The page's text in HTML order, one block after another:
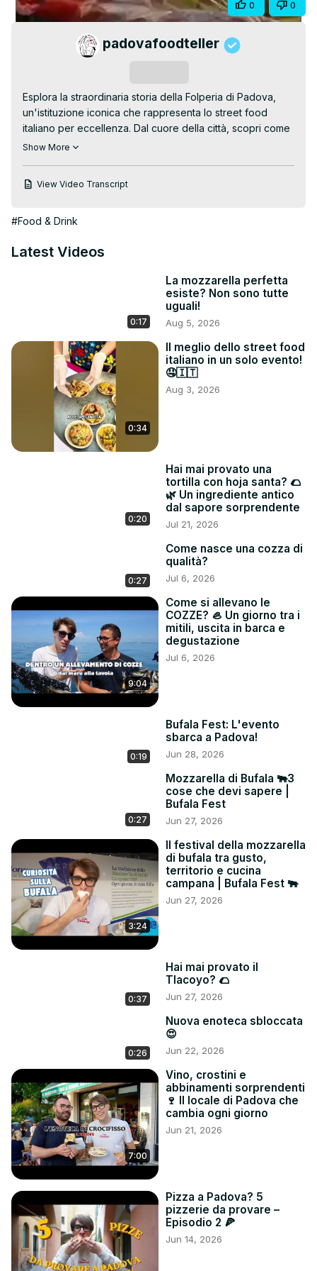
Video
Share 0 0
padovafoodteller
Esplora la straordinaria storia della Folperia di Padova,
un'istituzione iconica che rappresenta lo street food
italiano per eccellenza. Dal cuore della città, scopri come
questa tradizione culinaria unica abbia conquistato
Immergiti nella cultura e nella passione che rendono la
della storia!
#TradizioneItaliana #CucinaVeneta #Polpo #Gastronomia
https://www.youtube.com/watch?
//www.instagram.com/padovafoodteller/
Iscriviti al Canale YouTube: @PadovaFoodteller
Show More
View Video Transcript
#Food & Drink
Latest Videos
0:17
La mozzarella perfetta
esiste? Non sono tutte
uguali!
Aug 5, 2026
0:34
Il meglio dello street food
italiano in un solo evento!
🤤🇮🇹
Aug 3, 2026
0:20
Hai mai provato una
tortilla con hoja santa? 🌮
🌿 Un ingrediente antico
dal sapore sorprendente
Jul 21, 2026
0:27
Come nasce una cozza di
qualità?
Jul 6, 2026
9:04
Come si allevano le
COZZE? 🦪 Un giorno tra i
mitili, uscita in barca e
degustazione
Jul 6, 2026
0:19
Bufala Fest: L'evento
sbarca a Padova!
Jun 28, 2026
0:27
Mozzarella di Bufala 🐃3
cose che devi sapere |
Bufala Fest
Jun 27, 2026
3:24
Il festival della mozzarella
di bufala tra gusto,
territorio e cucina
campana | Bufala Fest 🐃
Jun 27, 2026
0:37
Hai mai provato il
Tlacoyo? 🌮
Jun 27, 2026
0:26
Nuova enoteca sbloccata
😍
Jun 22, 2026
7:00
Vino, crostini e
abbinamenti sorprendenti
🍷 Il locale di Padova che
cambia ogni giorno
Jun 21, 2026
Pizza a Padova? 5
pizzerie da provare –
Episodio 2 🍕
Jun 14, 2026